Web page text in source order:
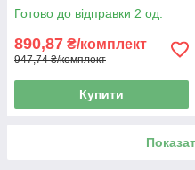
Готово до відправки 2 од.
890,87 ₴/комплект
947,74 ₴/комплект
Купити